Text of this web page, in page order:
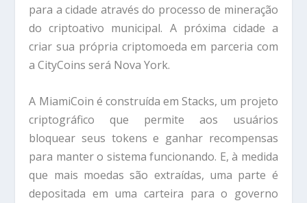
para a cidade através do processo de mineração
do criptoativo municipal. A próxima cidade a
criar sua própria criptomoeda em parceria com
a CityCoins será Nova York.
A MiamiCoin é construída em Stacks, um projeto
criptográfico que permite aos usuários
bloquear seus tokens e ganhar recompensas
para manter o sistema funcionando. E, à medida
que mais moedas são extraídas, uma parte é
depositada em uma carteira para o governo